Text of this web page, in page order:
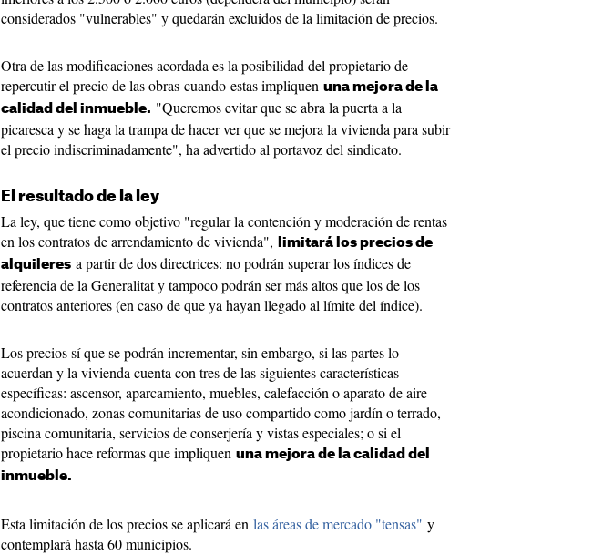
considerados "vulnerables" y quedarán excluidos de la limitación de precios.
Otra de las modificaciones acordada es la posibilidad del propietario de
repercutir el precio de las obras cuando estas impliquen una mejora de la
calidad del inmueble. "Queremos evitar que se abra la puerta a la
picaresca y se haga la trampa de hacer ver que se mejora la vivienda para subir
el precio indiscriminadamente", ha advertido al portavoz del sindicato.
El resultado de la ley
La ley, que tiene como objetivo "regular la contención y moderación de rentas
en los contratos de arrendamiento de vivienda",
limitará los precios de
alquileres a partir de dos directrices: no podrán superar los índices de
referencia de la Generalitat y tampoco podrán ser más altos que los de los
contratos anteriores (en caso de que ya hayan llegado al límite del índice).
Los precios sí que se podrán incrementar, sin embargo, si las partes lo
acuerdan y la vivienda cuenta con tres de las siguientes características
específicas: ascensor, aparcamiento, muebles, calefacción o aparato de aire
acondicionado, zonas comunitarias de uso compartido como jardín o terrado,
piscina comunitaria, servicios de conserjería y vistas especiales; o si el
propietario hace reformas que impliquen una mejora de la calidad del
inmueble.
Esta limitación de los precios se aplicará en las áreas de mercado "tensas" y
contemplará hasta 60 municipios.